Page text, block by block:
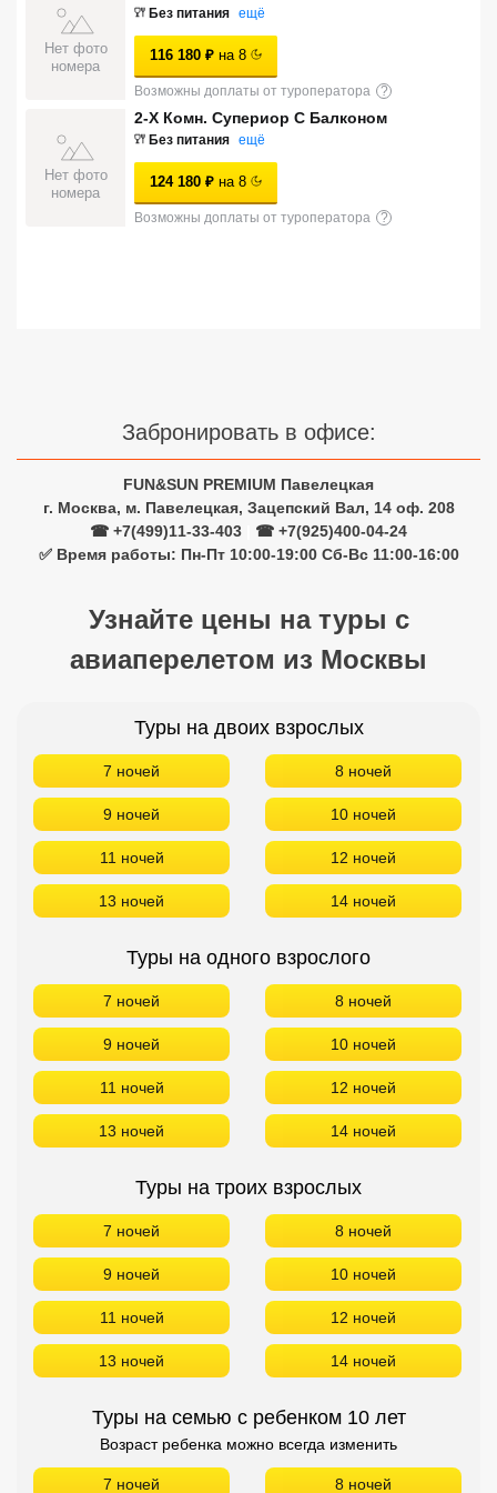
Нет фото
номера
Без питания ещё
116 180 ₽ на 8
Возможны доплаты от туроператора ?
Нет фото
номера
2-Х Комн. Супериор С Балконом
Без питания ещё
124 180 ₽ на 8
Возможны доплаты от туроператора ?
Забронировать в офисе:
FUN&SUN PREMIUM Павелецкая
г. Москва, м. Павелецкая, Зацепский Вал, 14 оф. 208
☎ +7(499)11-33-403
☎ +7(925)400-04-24
✅ Время работы: Пн-Пт 10:00-19:00 Сб-Вс 11:00-16:00
Узнайте цены на туры с
авиаперелетом из Москвы
Туры на двоих взрослых
7 ночей 8 ночей
9 ночей 10 ночей
11 ночей 12 ночей
13 ночей 14 ночей
Туры на одного взрослого
7 ночей 8 ночей
9 ночей 10 ночей
11 ночей 12 ночей
13 ночей 14 ночей
Туры на троих взрослых
7 ночей 8 ночей
9 ночей 10 ночей
11 ночей 12 ночей
13 ночей 14 ночей
Туры на семью с ребенком 10 лет
Возраст ребенка можно всегда изменить
7 ночей 8 ночей
Сетевые отели Турции
Сетевые отели Египта
Сетевые отели ОАЭ
Сетевые отели Таиланда
Сетевые отели Шри Ланки
Сетевые отели Сейшел
Сетевые отели Маврикия